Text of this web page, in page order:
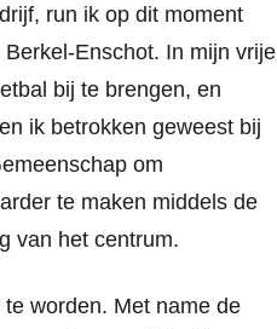
run ik op dit moment
Enschot. In mijn vrije
bij te brengen, en
ik betrokken geweest bij
om
te maken middels de
van het centrum.
worden. Met name de